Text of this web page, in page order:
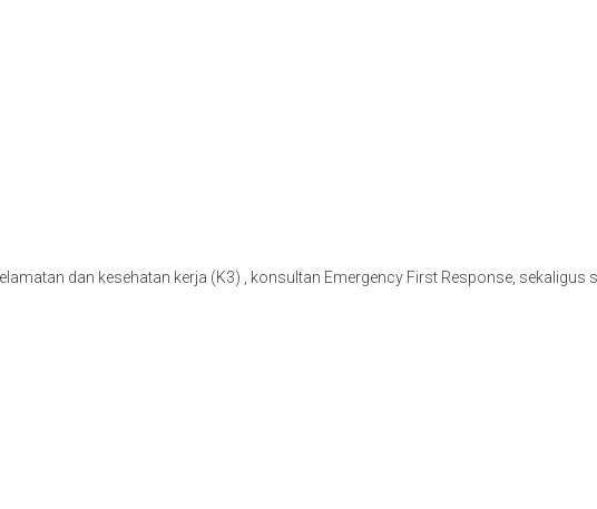
dan kesehatan kerja (K3) , konsultan Emergency First Response,